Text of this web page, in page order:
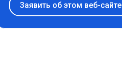
Заявить об этом веб-сайте